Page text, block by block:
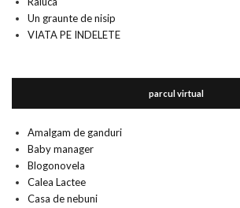
Un graunte de nisip
VIATA PE INDELETE
parcul virtual
Amalgam de ganduri
Baby manager
Blogonovela
Calea Lactee
Casa de nebuni